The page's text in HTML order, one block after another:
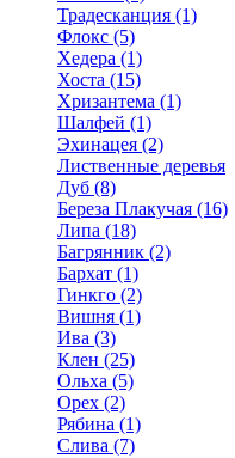
Традесканция (1)
Флокс (5)
Хедера (1)
Хоста (15)
Хризантема (1)
Шалфей (1)
Эхинацея (2)
Лиственные деревья
Дуб (8)
Береза Плакучая (16)
Липа (18)
Багрянник (2)
Бархат (1)
Гинкго (2)
Вишня (1)
Ива (3)
Клен (25)
Ольха (5)
Орех (2)
Рябина (1)
Слива (7)